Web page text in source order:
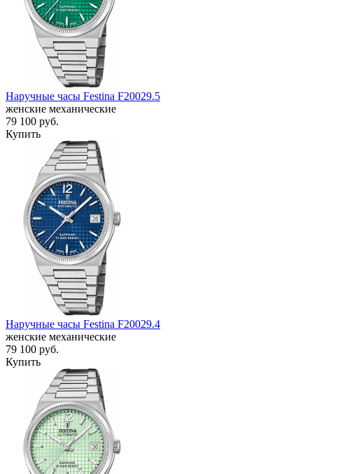
Наручные часы Festina F20029.5
женские механические
79 100 руб.
Купить
Наручные часы Festina F20029.4
женские механические
79 100 руб.
Купить